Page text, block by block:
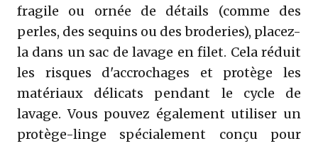
fragile ou ornée de détails (comme des
perles, des sequins ou des broderies), placez-
la dans un sac de lavage en filet. Cela réduit
les risques d'accrochages et protège les
matériaux délicats pendant le cycle de
lavage. Vous pouvez également utiliser un
protège-linge spécialement conçu pour